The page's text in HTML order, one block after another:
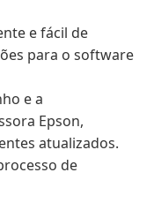
e fácil de
para o software
e a
Epson,
atualizados.
de